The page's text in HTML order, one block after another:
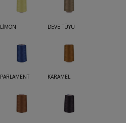
LİMON DEVE TÜYÜ
PARLAMENT KARAMEL